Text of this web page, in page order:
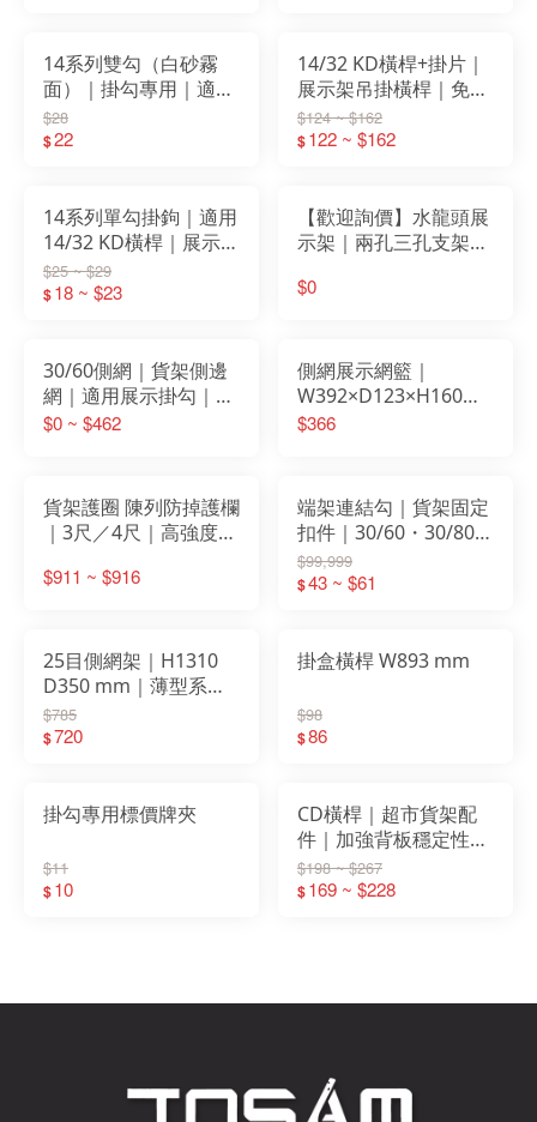
14系列雙勾（白砂霧
面）｜掛勾專用｜適用
14/32 KD橫桿展示架
$28
$22
14/32 KD橫桿+掛片｜
展示架吊掛橫桿｜免螺
絲安裝｜掛勾專用配件
｜59/74/89cm 三尺寸
$124 ~ $162
$122 ~ $162
14系列單勾掛鉤｜適用
14/32 KD橫桿｜展示架
吊掛配件｜白砂色展示
鉤｜17cm/22cm
$25 ~ $29
$18 ~ $23
【歡迎詢價】水龍頭展
示架｜兩孔三孔支架｜
展示專用掛架
$0
30/60側網｜貨架側邊
網｜適用展示掛勾｜免
工具安裝｜超市貨架延
$0 ~ $462
側網展示網籃｜
W392×D123×H160mm
吊掛式大容量陳列籃／
$366
貨架護圈 陳列防掉護欄
｜3尺／4尺｜高強度鐵
條｜適用超市／藥局／
$911 ~ $916
端架連結勾｜貨架固定
扣件｜30/60・30/80
背網／背板專用配件｜
無需工具安裝｜白色／
$99,999
$43 ~ $61
25目側網架｜H1310
D350 mm｜薄型系列
展示架｜ 左右共用
$785
$720
掛盒橫桿 W893 mm
$98
$86
掛勾專用標價牌夾
$11
$10
CD橫桿｜超市貨架配
件｜加強背板穩定性｜
STEEL鐵製｜背板系列
補強用・防震防撞
$198 ~ $267
$169 ~ $228